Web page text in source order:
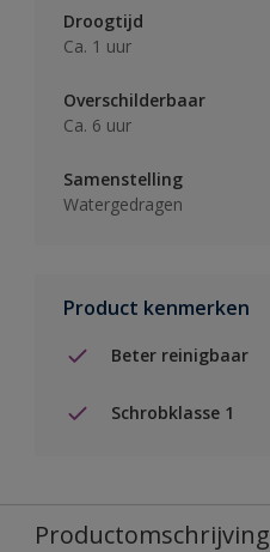
Droogtijd
Ca. 1 uur
Overschilderbaar
Ca. 6 uur
Samenstelling
Watergedragen
Product kenmerken
Beter reinigbaar
Schrobklasse 1
Productomschrijving